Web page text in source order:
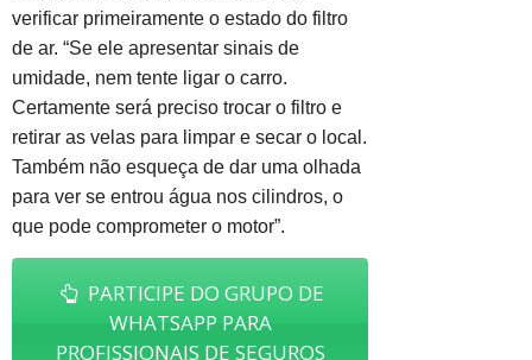
verificar primeiramente o estado do filtro
de ar. “Se ele apresentar sinais de
umidade, nem tente ligar o carro.
Certamente será preciso trocar o filtro e
retirar as velas para limpar e secar o local.
Também não esqueça de dar uma olhada
para ver se entrou água nos cilindros, o
que pode comprometer o motor”.
PARTICIPE DO GRUPO DE
WHATSAPP PARA
PROFISSIONAIS DE SEGUROS